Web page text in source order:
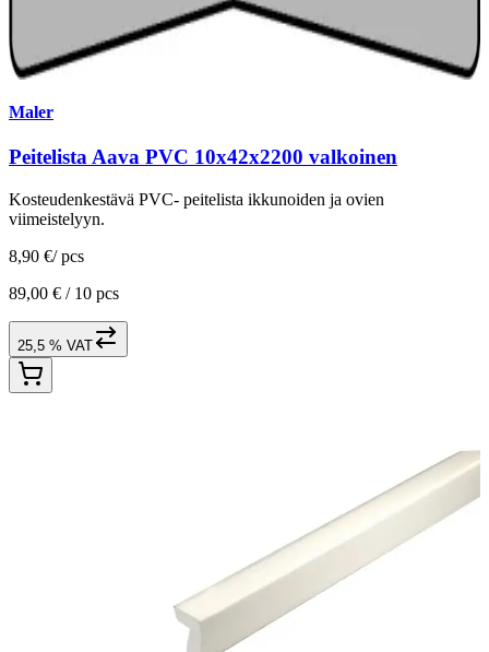
Maler
Peitelista Aava PVC 10x42x2200 valkoinen
Kosteudenkestävä PVC- peitelista ikkunoiden ja ovien
viimeistelyyn.
8,90 €/ pcs
89,00 € / 10 pcs
25,5 % VAT